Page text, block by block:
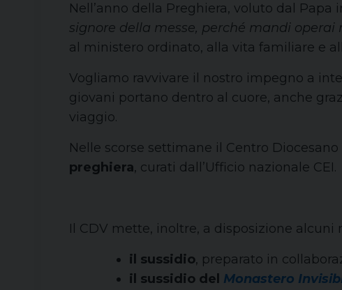
Nell’anno della Preghiera, voluto dal
signore della messe, perché mandi operai
al ministero ordinato, alla vita familiare e
Vogliamo ravvivare il nostro impegno a
giovani portano dentro al cuore, anche
viaggio.
Nelle scorse settimane il Centro
preghiera, curati dall’Ufficio nazionale CEI.
Il CDV mette, inoltre, a disposizione
il sussidio, preparato in
il sussidio del Monastero